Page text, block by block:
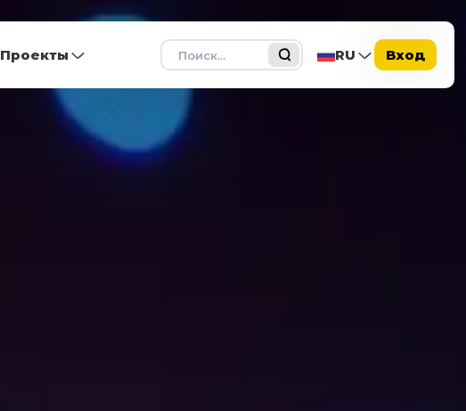
Проекты Поиск RU Вход